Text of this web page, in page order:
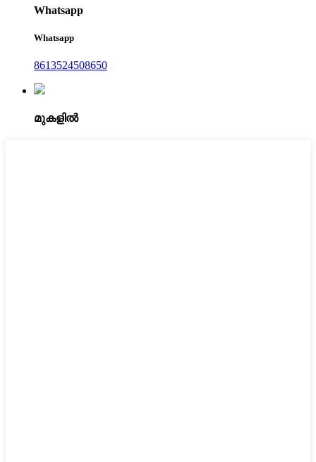
Whatsapp
Whatsapp
8613524508650
മുകളിൽ